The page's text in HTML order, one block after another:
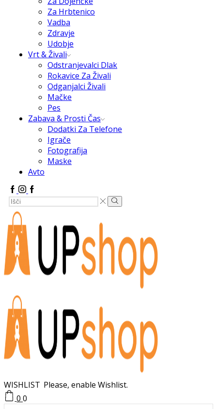
Za Hrbtenico
Vadba
Zdravje
Udobje
Vrt & Živali
Odstranjevalci Dlak
Rokavice Za Živali
Odganjalci Živali
Mačke
Pes
Zabava & Prosti Čas
Dodatki Za Telefone
Igrače
Fotografija
Maske
Avto
Facebook
Instagram
Google
Plus
Search
Input
Search
WISHLIST Please, enable Wishlist.
00